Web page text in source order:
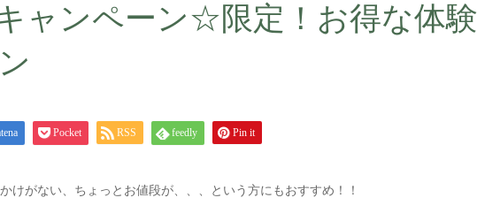
ャンペーン☆限定！お得な体験
Pocket RSS feedly Pin it
けがない、ちょっとお値段が、、、という方にもおすすめ！！